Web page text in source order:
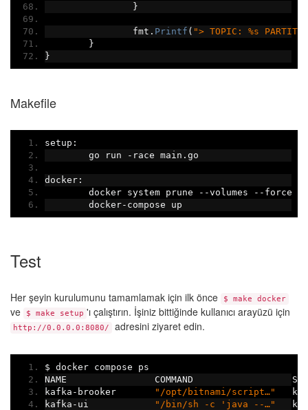
}
		fmt
. Printf ( "> TOPIC: %s
}
}
Makefile
setup :
	go run
- race main . go
docker:
	docker system prune
--volumes -- force
	docker
- compose up
Test
Her şeyin kurulumunu tamamlamak için ilk önce $ make docker
ve $ make setup 'ı çalıştırın. İşiniz bittiğinde kullanıcı arayüzü için
http://0.0.0.0:8080/ adresini ziyaret edin.
$ docker compose ps
NAME                COMMAND
kafka - brooker "/opt/bitnami/script…"
kafka - ui "/bin/sh -c 'java --…"